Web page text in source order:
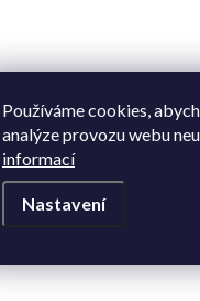
Používáme cookies,
analýze provozu webu
informací
Nastavení